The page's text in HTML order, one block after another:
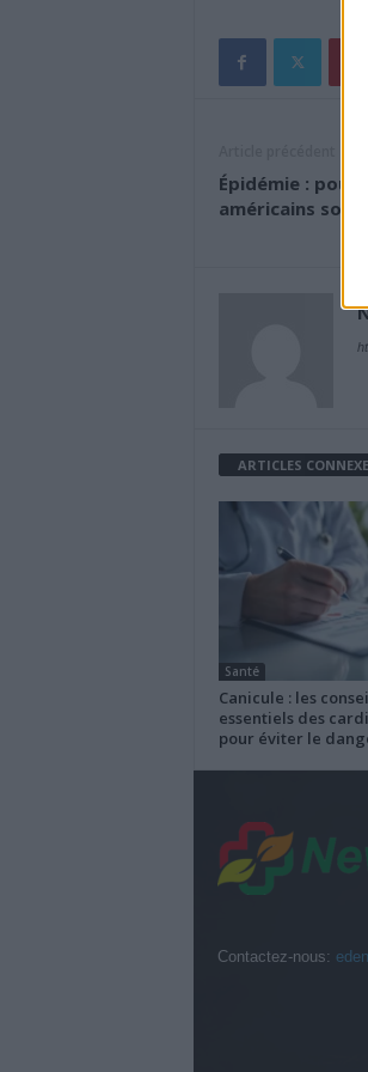
Épidémie :
américains sont-
ARTICLES
Santé
Canicule : les
essentiels des
pour éviter le
Contactez-nous: